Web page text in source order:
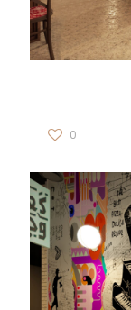
0